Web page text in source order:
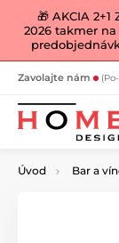
🎁 AKCIA 2+1
2026 takmer
Zavolajte nám
Úvod Bar a